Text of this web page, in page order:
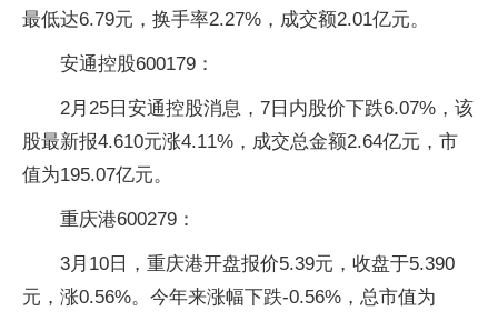
最低达6.79元，换手率2.27%，成交额2.01亿元。
安通控股600179：
2月25日安通控股消息，7日内股价下跌6.07%，该
股最新报4.610元涨4.11%，成交总金额2.64亿元，市
值为195.07亿元。
重庆港600279：
3月10日，重庆港开盘报价5.39元，收盘于5.390
元，涨0.56%。今年来涨幅下跌-0.56%，总市值为